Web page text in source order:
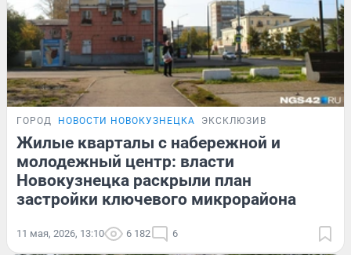
ГОРОД НОВОСТИ НОВОКУЗНЕЦКА ЭКСКЛЮЗИВ
Жилые кварталы с набережной и
молодежный центр: власти
Новокузнецка раскрыли план
застройки ключевого микрорайона
11 мая, 2026, 13:10 6 182 6